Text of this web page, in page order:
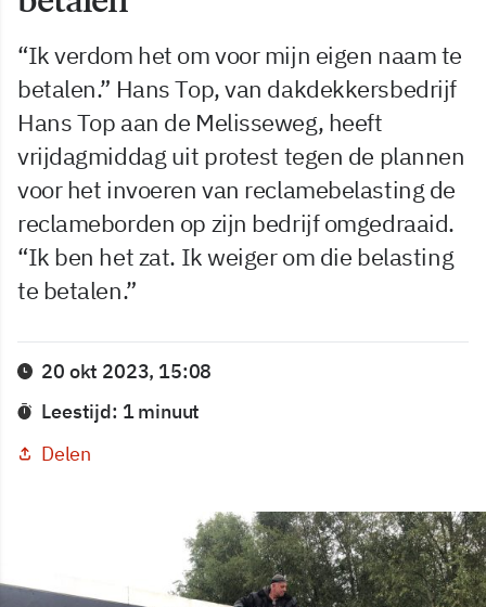
“Ik verdom het om voor mijn eigen naam te
betalen.” Hans Top, van dakdekkersbedrijf
Hans Top aan de Melisseweg, heeft
vrijdagmiddag uit protest tegen de plannen
voor het invoeren van reclamebelasting de
reclameborden op zijn bedrijf omgedraaid.
“Ik ben het zat. Ik weiger om die belasting
te betalen.”
20 okt 2023, 15:08
Leestijd: 1 minuut
Delen